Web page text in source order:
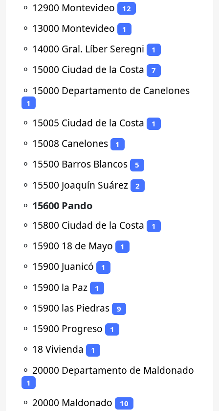
⚬ 12900 Montevideo 12
⚬ 13000 Montevideo 1
⚬ 14000 Gral. Líber Seregni 1
⚬ 15000 Ciudad de la Costa 7
⚬ 15000 Departamento de Canelones
1
⚬ 15005 Ciudad de la Costa 1
⚬ 15008 Canelones 1
⚬ 15500 Barros Blancos 5
⚬ 15500 Joaquín Suárez 2
⚬ 15600 Pando
⚬ 15800 Ciudad de la Costa 1
⚬ 15900 18 de Mayo 1
⚬ 15900 Juanicó 1
⚬ 15900 la Paz 1
⚬ 15900 las Piedras 9
⚬ 15900 Progreso 1
⚬ 18 Vivienda 1
⚬ 20000 Departamento de Maldonado
1
⚬ 20000 Maldonado 10